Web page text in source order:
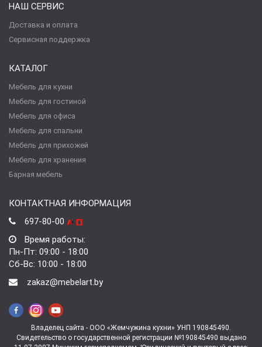
НАШ СЕРВИС
Доставка и оплата
Сервисная поддержка
КАТАЛОГ
Мебель для кухни
Мебель для гостиной
Мебель для офиса
Мебель для спальни
Мебель для прихожей
Мебель для хранения
Барная мебель
КОНТАКТНАЯ ИНФОРМАЦИЯ
697-80-00
Время работы:
Пн-Пт: 09:00 - 18:00
Сб-Вс: 10:00 - 18:00
zakaz@mebelart.by
Владелец сайта - ООО «Жемчужина кухни» УНП 190845490.
Свидетельство о государственной регистрации №190845490 выдано